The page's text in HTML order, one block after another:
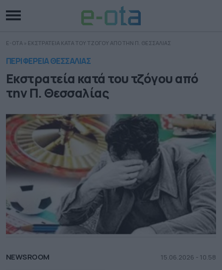
E-OTA » ΕΚΣΤΡΑΤΕΙΑ ΚΑΤΑ ΤΟΥ ΤΖΟΓΟΥ ΑΠΟ ΤΗΝ Π. ΘΕΣΣΑΛΙΑΣ
ΠΕΡΙΦΕΡΕΙΑ ΘΕΣΣΑΛΙΑΣ
Εκστρατεία κατά του τζόγου από
την Π. Θεσσαλίας
NEWSROOM 15.06.2026 - 10.58